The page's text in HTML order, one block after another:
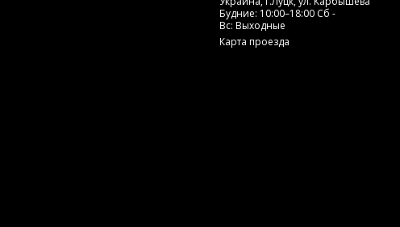
Будние: 10:00–18:00 Сб -
Вс: Выходные
Карта проезда